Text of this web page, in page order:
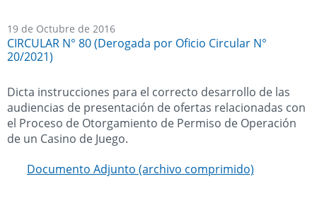
19 de Octubre de 2016
CIRCULAR N° 80 (Derogada por Oficio Circular N°
20/2021)
Dicta instrucciones para el correcto desarrollo de las
audiencias de presentación de ofertas relacionadas con
el Proceso de Otorgamiento de Permiso de Operación
de un Casino de Juego.
Documento Adjunto (archivo comprimido)